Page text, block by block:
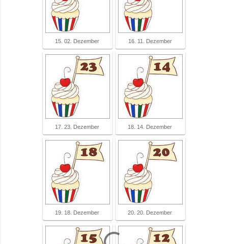
15. 02. Dezember 16. 11. Dezember
17. 23. Dezember 18. 14. Dezember
19. 18. Dezember 20. 20. Dezember